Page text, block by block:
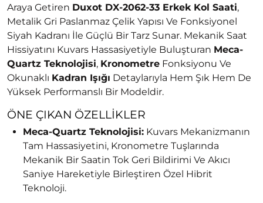
Araya Getiren Duxot DX-2062-33 Erkek Kol Saati,
Metalik Gri Paslanmaz Çelik Yapısı Ve Fonksiyonel
Siyah Kadranı İle Güçlü Bir Tarz Sunar. Mekanik Saat
Hissiyatını Kuvars Hassasiyetiyle Buluşturan Meca-
Quartz Teknolojisi, Kronometre Fonksiyonu Ve
Okunaklı Kadran Işığı Detaylarıyla Hem Şık Hem De
Yüksek Performanslı Bir Modeldir.
ÖNE ÇIKAN ÖZELLIKLER
Meca-Quartz Teknolojisi: Kuvars Mekanizmanın
Tam Hassasiyetini, Kronometre Tuşlarında
Mekanik Bir Saatin Tok Geri Bildirimi Ve Akıcı
Saniye Hareketiyle Birleştiren Özel Hibrit
Teknoloji.